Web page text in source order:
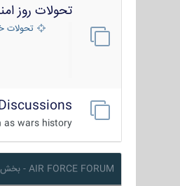
تحولات روز
تحولات
wars history ...
AIR FORCE FORUM - بخش نیروی هوایی